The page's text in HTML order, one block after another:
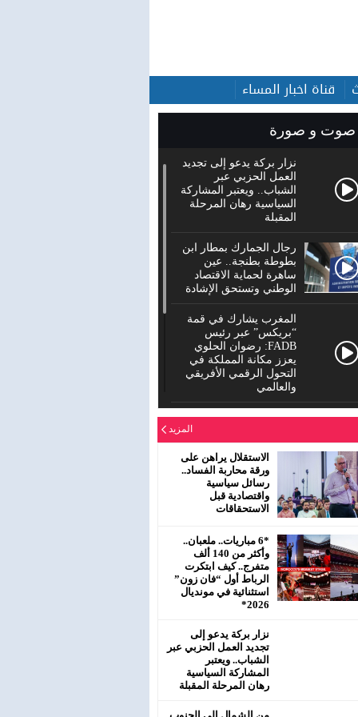
قناة اخبار المساء
صوت و صورة
نزار بركة يدعو إلى تجديد
العمل الحزبي عبر
الشباب.. ويعتبر المشاركة
السياسية رهان المرحلة
المقبلة
رجال الجمارك بمطار ابن
بطوطة بطنجة.. عين
ساهرة لحماية الاقتصاد
الوطني وتستحق الإشادة
المغرب يشارك في قمة
“بريكس” عبر رئيس
FADB: رضوان الحلوي
يعزز مكانة المملكة في
التحول الرقمي الأفريقي
والعالمي
الدورة العادية للمجلس
الإقليمي لحزب الاستقلال
بمفتشية عين الشق
سيدي معروف
رئيس جماعة البروج /
اقليم سطات : لا يحترم
جلالة الملك محمد
المزيد
الاستقلال يراهن على
ورقة محاربة الفساد..
رسائل سياسية
واقتصادية قبل
الاستحقاقات
*6 مباريات.. ملعبان..
وأكثر من 140 ألف
متفرج.. كيف ابتكرت
الرباط أول “فان زون”
استثنائية في مونديال
2026*
نزار بركة يدعو إلى
تجديد العمل الحزبي عبر
الشباب.. ويعتبر
المشاركة السياسية
رهان المرحلة المقبلة